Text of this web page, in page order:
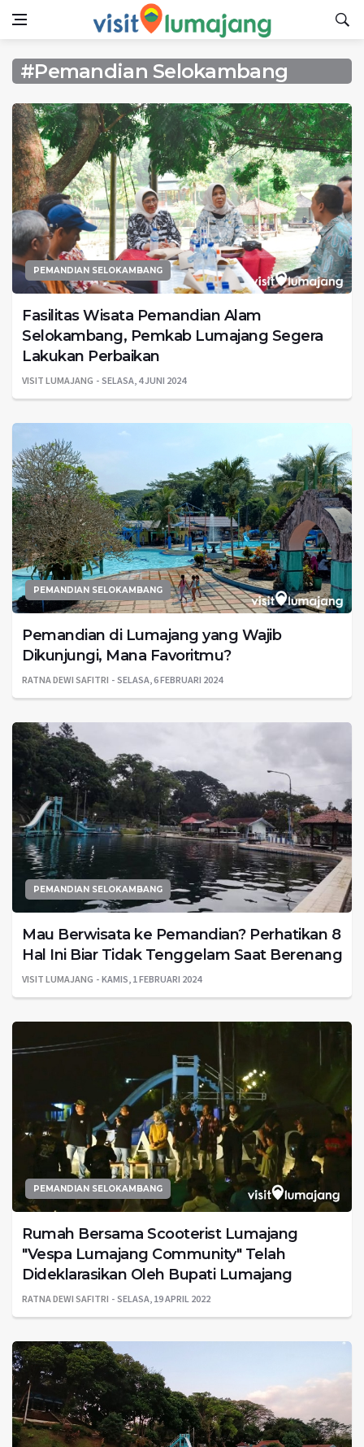
#Pemandian Selokambang
PEMANDIAN SELOKAMBANG
Fasilitas Wisata Pemandian Alam
Selokambang, Pemkab Lumajang Segera
Lakukan Perbaikan
VISIT LUMAJANG SELASA, 4 JUNI 2024
PEMANDIAN SELOKAMBANG
Pemandian di Lumajang yang Wajib
Dikunjungi, Mana Favoritmu?
RATNA DEWI SAFITRI SELASA, 6 FEBRUARI 2024
PEMANDIAN SELOKAMBANG
Mau Berwisata ke Pemandian? Perhatikan 8
Hal Ini Biar Tidak Tenggelam Saat Berenang
VISIT LUMAJANG KAMIS, 1 FEBRUARI 2024
PEMANDIAN SELOKAMBANG
Rumah Bersama Scooterist Lumajang
"Vespa Lumajang Community" Telah
Dideklarasikan Oleh Bupati Lumajang
RATNA DEWI SAFITRI SELASA, 19 APRIL 2022